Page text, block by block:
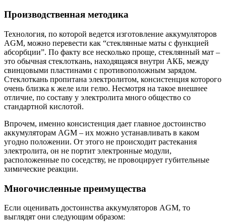
Производственная методика
Технология, по которой ведется изготовление аккумуляторов
AGM, можно перевести как “стеклянные маты с функцией
абсорбции”. По факту все несколько проще, стеклянный мат –
это обычная стеклоткань, находящаяся внутри АКБ, между
свинцовыми пластинами с противоположным зарядом.
Стеклоткань пропитана электролитом, консистенция которого
очень близка к желе или гелю. Несмотря на такое внешнее
отличие, по составу у электролита много общество со
стандартной кислотой.
Впрочем, именно консистенция дает главное достоинство
аккумуляторам AGM – их можно устанавливать в каком
угодно положении. От этого не происходит растекания
электролита, он не портит электронные модули,
расположенные по соседству, не провоцирует губительные
химические реакции.
Многочисленные преимущества
Если оценивать достоинства аккумуляторов AGM, то
выглядят они следующим образом: